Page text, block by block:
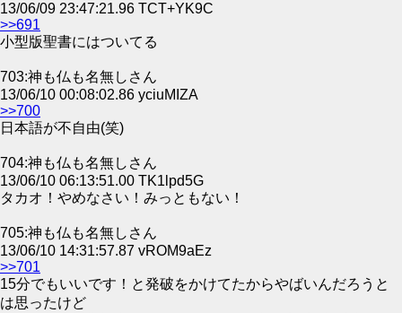
13/06/09 23:47:21.96 TCT+YK9C
>>691
小型版聖書にはついてる
703:神も仏も名無しさん
13/06/10 00:08:02.86 yciuMIZA
>>700
日本語が不自由(笑)
704:神も仏も名無しさん
13/06/10 06:13:51.00 TK1lpd5G
タカオ！やめなさい！みっともない！
705:神も仏も名無しさん
13/06/10 14:31:57.87 vROM9aEz
>>701
15分でもいいです！と発破をかけてたからやばいんだろうと
は思ったけど